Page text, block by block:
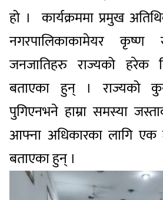
हो । कार्यक्रममा प्रमुख
नगरपालिकाकामेयर कृष्ण
जनजातिहरु राज्यको हरेक
बताएका हुन् । राज्यको
पुगिएनभने हाम्रा समस्या
आफ्ना अधिकारका लागि एक
बताएकाहुन् ।